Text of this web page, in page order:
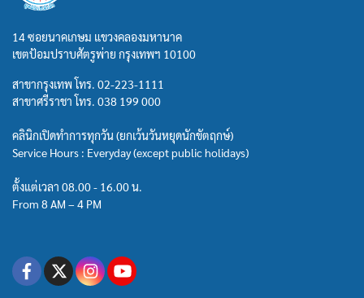
14 ซอยนาคเกษม แขวงคลองมหานาค
เขตป้อมปราบศัตรูพ่าย กรุงเทพฯ 10100
สาขากรุงเทพ โทร. 02-223-1111
สาขาศรีราชา โทร. 038 199 000
คลินิกเปิดทำการทุกวัน (ยกเว้นวันหยุดนักขัตฤกษ์)
Service Hours : Everyday (except public holidays)
ตั้งแต่เวลา 08.00 - 16.00 น.
From 8 AM – 4 PM